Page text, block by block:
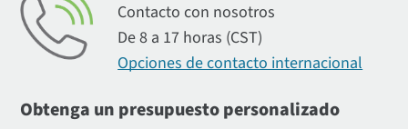
Contacto con nosotros
De 8 a 17 horas (CST)
Opciones de contacto internacional
Obtenga un presupuesto personalizado